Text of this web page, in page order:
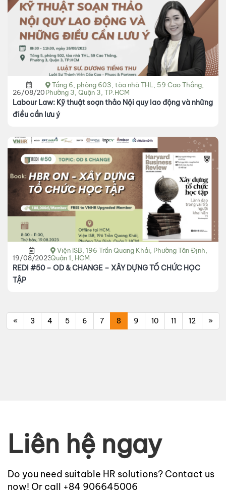
26/08/2023
Tầng 6, phòng 603, tòa nhà THL, 59 Cao Thắng,
Phường 3, Quận 3, TP.HCM
Labour Law: Kỹ thuật soạn thảo Nội quy lao động và những
điều cần lưu ý
19/08/2023
Viện ISB, 196 Trần Quang Khải, Phường Tân Định,
Quận 1, HCM.
REDI #50 – OD & CHANGE – XÂY DỰNG TỔ CHỨC HỌC
TẬP
« 3 4 5 6 7 8 9 10 11 12 »
Liên hệ ngay
Do you need suitable HR solutions? Contact us
now! Or call +84 906645006